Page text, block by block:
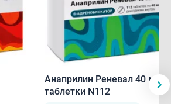
Анаприлин Реневал 40 мг
таблетки N112